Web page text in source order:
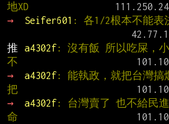
地XD
→
Seifer601 : 各1/2根本不能表
推
a4302f: 沒有飯 所以吃屎，小
不
→
a4302f: 能執政，就把台灣搞
把
→
a4302f: 台灣賣了 也不給民
命